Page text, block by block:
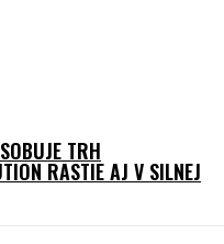
TRH
RASTIE AJ V SILNEJ